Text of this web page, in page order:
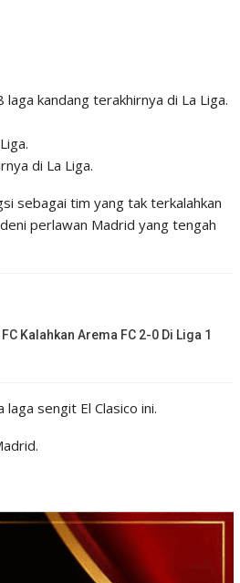
kandang terakhirnya di La Liga.
di La Liga.
sebagai tim yang tak terkalahkan
perlawan Madrid yang tengah
Kalahkan Arema FC 2-0 Di Liga 1
sengit El Clasico ini.